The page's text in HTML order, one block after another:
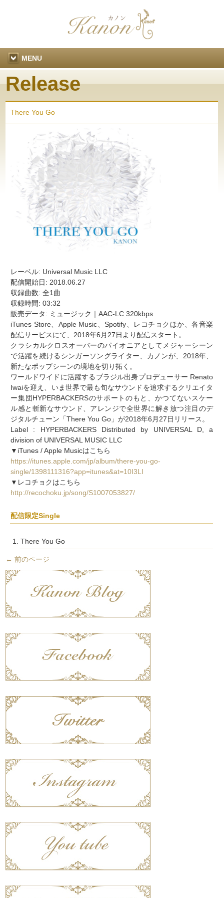
MENU
Release
There You Go
レーベル: Universal Music LLC
配信開始日: 2018.06.27
収録曲数: 全1曲
収録時間: 03:32
販売データ: ミュージック｜AAC-LC 320kbps
iTunes Store、Apple Music、Spotify、レコチョクほか、各音楽
配信サービスにて、2018年6月27日より配信スタート。
クラシカルクロスオーバーのパイオニアとしてメジャーシーン
で活躍を続けるシンガーソングライター、カノンが、2018年、
新たなポップシーンの境地を切り拓く。
ワールドワイドに活躍するブラジル出身プロデューサー Renato
Iwaiを迎え、いま世界で最も旬なサウンドを追求するクリエイタ
ー集団HYPERBACKERSのサポートのもと、かつてないスケー
ル感と斬新なサウンド、アレンジで全世界に解き放つ注目のデ
ジタルチューン「There You Go」が2018年6月27日リリース。
Label : HYPERBACKERS Distributed by UNIVERSAL D, a
division of UNIVERSAL MUSIC LLC
▼iTunes / Apple Musicはこちら
https://itunes.apple.com/jp/album/there-you-go-
single/1398111316?app=itunes&at=10I3LI
▼レコチョクはこちら
http://recochoku.jp/song/S1007053827/
配信限定Single
There You Go
← 前のページ